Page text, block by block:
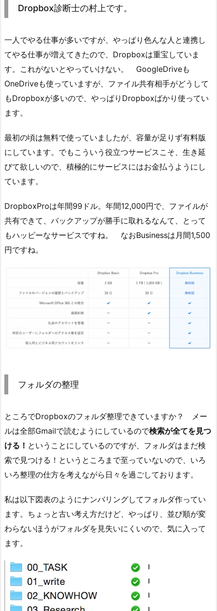
Dropbox診断士の村上です。
一人でやる仕事が多いですが、やっぱり色んな人と連携し
てやる仕事が増えてきたので、Dropboxは重宝していま
す。これがないとやっていけない。 GoogleDriveも
OneDriveも使っていますが、ファイル共有相手がどうして
もDropboxが多いので、やっぱりDropboxばかり使ってい
ます。
最初の頃は無料で使っていましたが、容量が足りず有料版
にしています。でもこういう役立つサービスこそ、生き延
びて欲しいので、積極的にサービスにはお金払うようにし
ています。
DropboxProは年間99ドル。年間12,000円で、ファイルが
共有できて、バックアップが勝手に取れるなんて、とって
もハッピーなサービスですね。 なおBusinessは月間1,500
円ですね。
フォルダの整理
ところでDropboxのフォルダ整理できていますか？ メー
ルは全部Gmailで読むようにしているので検索が全てを見つ
ける！ ということにしているのですが、フォルダはまだ検
索で見つける！というところまで至っていないので、いろ
いろ整理の仕方を考えながら日々を過ごしております。
私は以下図表のようにナンバリングしてフォルダ作ってい
ます。ちょっと古い考え方だけど、やっぱり、並び順が変
わらないほうがフォルダを見失いにくいので、気に入って
ます。